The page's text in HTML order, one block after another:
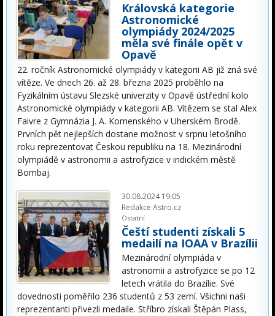
Královská kategorie
Astronomické
olympiády 2024/2025
měla své finále opět v
Opavě
22. ročník Astronomické olympiády v kategorii AB již zná své
vítěze. Ve dnech 26. až 28. března 2025 proběhlo na
Fyzikálním ústavu Slezské univerzity v Opavě ústřední kolo
Astronomické olympiády v kategorii AB. Vítězem se stal Alex
Faivre z Gymnázia J. A. Komenského v Uherském Brodě.
Prvních pět nejlepších dostane možnost v srpnu letošního
roku reprezentovat Českou republiku na 18. Mezinárodní
olympiádě v astronomii a astrofyzice v indickém městě
Bombaj.
30.08.2024 19:05
Redakce Astro.cz
Ostatní
Čeští studenti získali 5
medailí na IOAA v Brazílii
Mezinárodní olympiáda v
astronomii a astrofyzice se po 12
letech vrátila do Brazílie. Své
dovednosti poměřilo 236 studentů z 53 zemí. Všichni naši
reprezentanti přivezli medaile. Stříbro získali Štěpán Plass,